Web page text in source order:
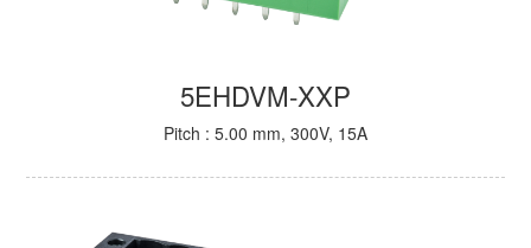
5EHDVM-XXP
Pitch : 5.00 mm, 300V, 15A